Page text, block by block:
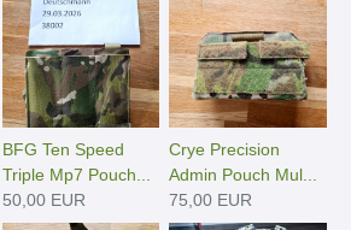
BFG Ten Speed
Triple Mp7 Pouch...
50,00 EUR
Crye Precision
Admin Pouch Mul...
75,00 EUR